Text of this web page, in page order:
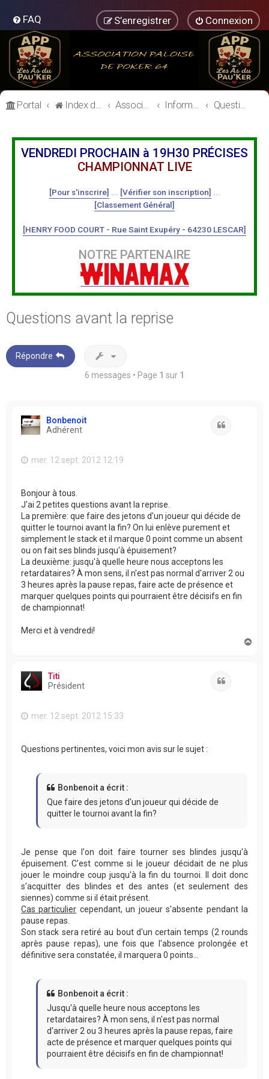
FAQ Connexion
S’enregistrer
Portal Index du forum Association Paloise de Poker Informations Générales Questions à l'équipe dirigeante
VENDREDI PROCHAIN à 19H30 PRÉCISES
CHAMPIONNAT LIVE
[Pour s'inscrire] [Vérifier son inscription]
[Classement Général]
[HENRY FOOD COURT - Rue Saint Exupéry - 64230 LESCAR]
NOTRE PARTENAIRE
Questions avant la reprise
Répondre
6 messages • Page 1 sur 1
Bonbenoit
Adhérent
mer. 12 sept. 2012 12:19
Bonjour à tous.
J'ai 2 petites questions avant la reprise.
La première: que faire des jetons d'un joueur qui décide de
quitter le tournoi avant la fin? On lui enlève purement et
simplement le stack et il marque 0 point comme un absent
ou on fait ses blinds jusqu'à épuisement?
La deuxième: jusqu'à quelle heure nous acceptons les
retardataires? À mon sens, il n'est pas normal d'arriver 2 ou
3 heures après la pause repas, faire acte de présence et
marquer quelques points qui pourraient être décisifs en fin
de championnat!
Merci et à vendredi!
Titi
Président
mer. 12 sept. 2012 15:33
Questions pertinentes, voici mon avis sur le sujet :
Bonbenoit a écrit :
Que faire des jetons d'un joueur qui décide de
quitter le tournoi avant la fin?
Je pense que l'on doit faire tourner ses blindes jusqu'à
épuisement. C'est comme si le joueur décidait de ne plus
jouer le moindre coup jusqu'à la fin du tournoi. Il doit donc
s'acquitter des blindes et des antes (et seulement des
siennes) comme si il était présent.
Cas particulier cependant, un joueur s'absente pendant la
pause repas.
Son stack sera retiré au bout d'un certain temps (2 rounds
après pause repas), une fois que l'absence prolongée et
définitive sera constatée, il marquera 0 points...
Bonbenoit a écrit :
Jusqu'à quelle heure nous acceptons les
retardataires? À mon sens, il n'est pas normal
d'arriver 2 ou 3 heures après la pause repas, faire
acte de présence et marquer quelques points qui
pourraient être décisifs en fin de championnat!